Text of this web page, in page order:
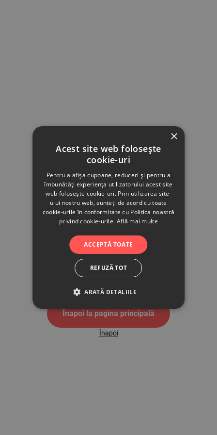
500
Înapoi la pagina principală
Înapoi
×
Acest site web folosește
cookie-uri
Pentru a afișa cupoane, reduceri și pentru a
îmbunătăți experiența utilizatorului acest site
web folosește cookie-uri. Prin utilizarea site-
ului nostru web, sunteți de acord cu toate
cookie-urile în conformitate cu Politica noastră
privind cookie-urile. Află mai multe
ACCEPTĂ TOATE
REFUZĂ TOT
ARATĂ DETALIILE